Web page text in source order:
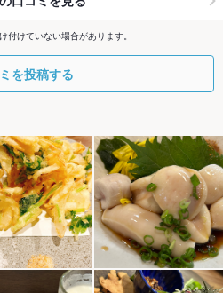
けていない場合があります。
を投稿する